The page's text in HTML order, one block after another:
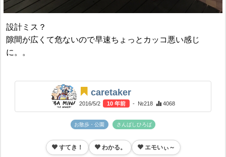
設計ミス？
隙間が広くて危ないので早速ちょっとカッコ悪い感じ
に。。
caretaker
2016/5/2 10 年前 - №218 4068
お散歩・公園 さんばしひろば
すてき！ わかる。 エモいぃ～